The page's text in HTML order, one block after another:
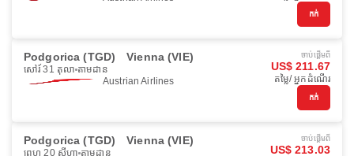
កក់
Podgorica (TGD) Vienna (VIE)
សៅរ៍ 31 តុលា តាមដាន
Austrian Airlines
ចាប់ផ្ដើមពី
US$ 211.67
តម្លៃ/ អ្នកដំណើរ
កក់
Podgorica (TGD) Vienna (VIE)
ព្រហ 20 សីហា តាមដាន
ចាប់ផ្ដើមពី
US$ 213.03